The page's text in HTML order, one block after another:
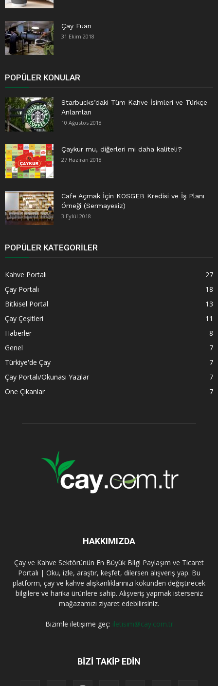
Çay Fuarı
31 Ekim 2018
POPÜLER KONULAR
Starbucks’daki Tüm Kahve İsimleri ve Türkçe
Anlamları
10 Ağustos 2018
Çaykur mu, diğerleri mi daha kaliteli?
27 Haziran 2018
Cafe Açmak İçin KOSGEB Kredisi ve İş Planı
Örneği (Sermayesiz)
3 Eylül 2018
POPÜLER KATEGORILER
Kahve Portalı
27
Çay Portalı
18
Bitkisel Portal
13
Çay Çeşitleri
11
Haberler
8
Genel
7
Türkiye'de Çay
7
Çay Portalı/Okunası Yazılar
7
Öne Çıkanlar
7
HAKKIMIZDA
Çay ve Kahve Sektörünün En Büyük Bilgi Paylaşım ve Ticaret
Portalı | Oku, izle, araştır, keşfet, dilersen alışveriş yap. Bu
platform, çay ve kahve alışkanlıklarınızı kökünden değiştirecek
bilgilere ve harika ürünlere sahip. Alışveriş yapmak isterseniz
mağazamızı ziyaret edebilirsiniz.
Bizimle iletişime geç: iletisim@cay.com.tr
BIZI TAKIP EDIN